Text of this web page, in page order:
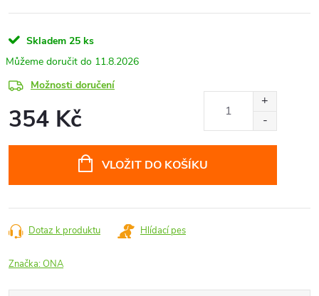
Skladem 25 ks
11.8.2026
Možnosti doručení
354 Kč
VLOŽIT DO KOŠÍKU
Dotaz k produktu Hlídací pes
Značka:ONA